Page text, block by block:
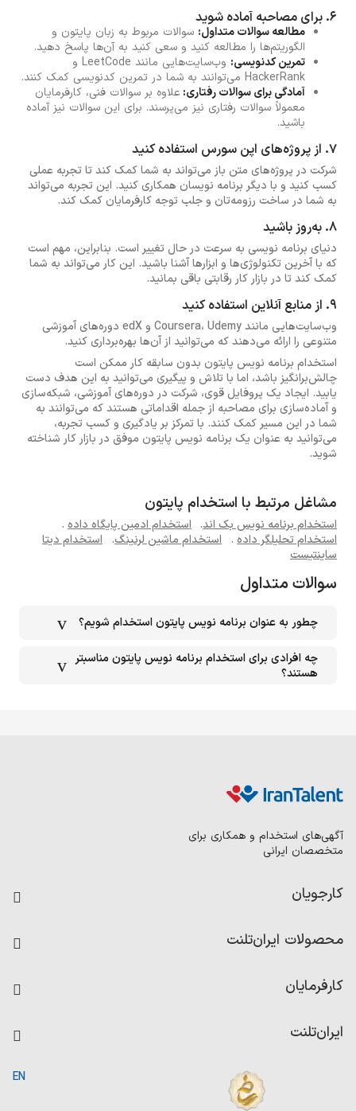
۶. برای مصاحبه آماده شوید
مطالعه سوالات متداول: سوالات مربوط به زبان پایتون و
الگوریتم‌ها را مطالعه کنید و سعی کنید به آن‌ها پاسخ دهید.
تمرین کدنویسی:
وب‌سایت‌هایی مانند LeetCode و
HackerRank می‌توانند به شما در تمرین کدنویسی کمک کنند.
آمادگی برای سوالات رفتاری: علاوه بر سوالات فنی، کارفرمایان
معمولاً سوالات رفتاری نیز می‌پرسند. برای این سوالات نیز آماده
باشید.
۷. از پروژه‌های اپن سورس استفاده کنید
شرکت در پروژه‌های متن باز می‌تواند به شما کمک کند تا تجربه عملی
کسب کنید و با دیگر برنامه نویسان همکاری کنید. این تجربه می‌تواند
به شما در ساخت رزومه‌تان و جلب توجه کارفرمایان کمک کند.
۸. به‌روز باشید
دنیای برنامه نویسی به سرعت در حال تغییر است. بنابراین، مهم است
که با آخرین تکنولوژی‌ها و ابزارها آشنا باشید. این کار می‌تواند به شما
کمک کند تا در بازار کار رقابتی باقی بمانید.
۹. از منابع آنلاین استفاده کنید
وب‌سایت‌هایی مانند Coursera، Udemy و edX دوره‌های آموزشی
متنوعی را ارائه می‌دهند که می‌توانید از آن‌ها بهره‌برداری کنید.
استخدام برنامه نویس پایتون بدون سابقه کار ممکن است
چالش‌برانگیز باشد، اما با تلاش و پیگیری می‌توانید به این هدف دست
یابید. ایجاد یک پروفایل قوی، شرکت در دوره‌های آموزشی، شبکه‌سازی
و آماده‌سازی برای مصاحبه از جمله اقداماتی هستند که می‌توانند به
شما در این مسیر کمک کنند. با تمرکز بر یادگیری و کسب تجربه،
می‌توانید به عنوان یک برنامه نویس پایتون موفق در بازار کار شناخته
شوید.
مشاغل مرتبط با استخدام پایتون
استخدام برنامه نویس بک اند. استخدام ادمین پایگاه داده .
استخدام تحلیلگر داده . استخدام ماشین لرنینگ. استخدام دیتا
ساینتیست
سوالات متداول
چطور به عنوان برنامه نویس پایتون استخدام شویم؟
چه افرادی برای استخدام برنامه نویس پایتون مناسبتر
هستند؟
آگهی‌های استخدام و همکاری برای
متخصصان ایرانی
کارجویان
رزومه ساز
امتیاز شرکت‌ها
محصولات ایران‌تلنت
کاردیکس
کارفرمایان
ایران‌تلنت
EN